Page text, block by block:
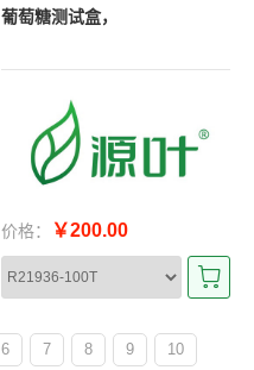
葡萄糖测试盒，
价格： ￥200.00
6 7 8 9 10